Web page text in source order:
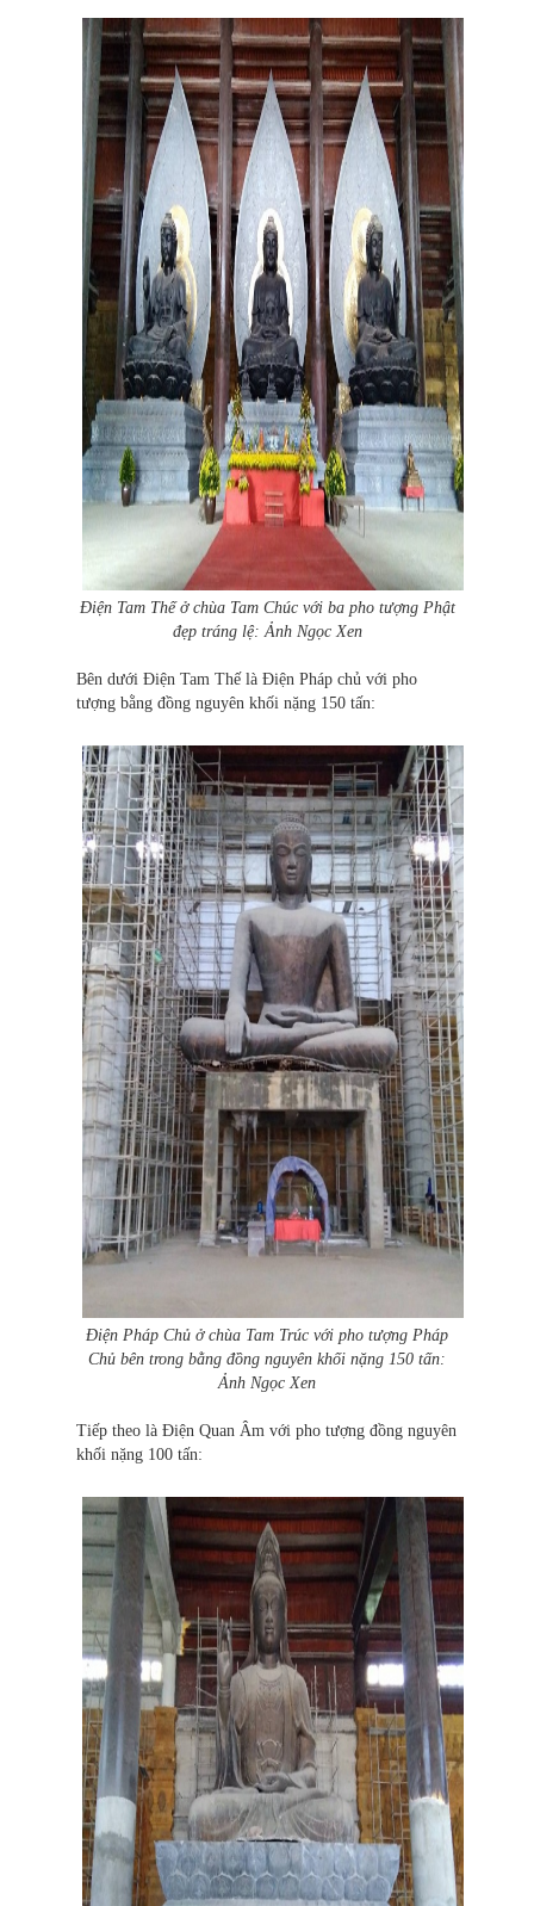
Điện Tam Thế ở chùa Tam Chúc với ba pho tượng Phật
đẹp tráng lệ: Ảnh Ngọc Xen
Bên dưới Điện Tam Thế là Điện Pháp chủ với pho
tượng bằng đồng nguyên khối nặng 150 tấn:
Điện Pháp Chủ ở chùa Tam Trúc với pho tượng Pháp
Chủ bên trong bằng đồng nguyên khối nặng 150 tấn:
Ảnh Ngọc Xen
Tiếp theo là Điện Quan Âm với pho tượng đồng nguyên
khối nặng 100 tấn: